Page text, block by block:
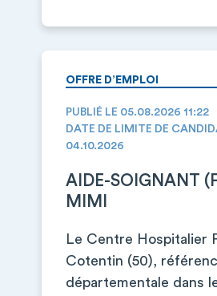
OFFRE D’EMPLOI
PUBLIÉ LE 05.08.2026 11:22
DATE DE LIMITE DE
04.10.2026
AIDE-SOIGNANT
MIMI
Le Centre Hospitalier
Cotentin (50),
départementale dans